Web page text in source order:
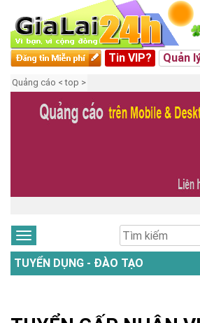
Tin VIP? Quản
Quảng cáo < top >
TUYỂN DỤNG - ĐÀO TẠO